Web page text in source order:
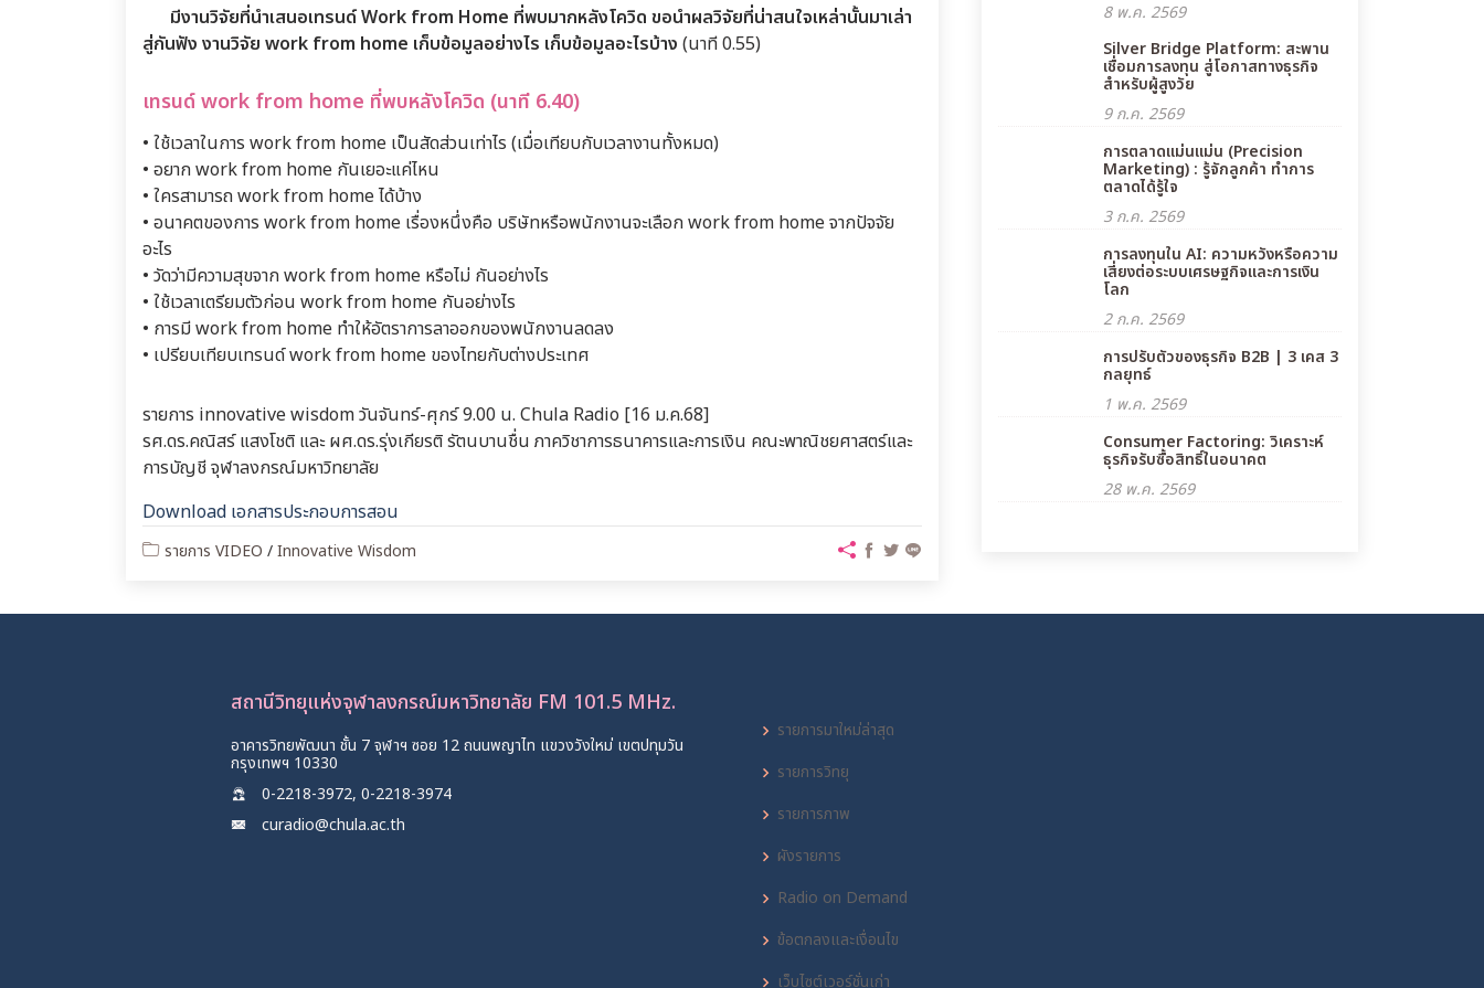
มีงานวิจัยที่นำเสนอเทรนด์ Work from Home ที่พบมากหลังโควิด ขอนำผลวิจัยที่น่าสนใจเหล่านั้นมาเล่า
สู่กันฟัง งานวิจัย work from home เก็บข้อมูลอย่างไร เก็บข้อมูลอะไรบ้าง (นาที 0.55)
เทรนด์ work from home ที่พบหลังโควิด (นาที 6.40)
• ใช้เวลาในการ work from home เป็นสัดส่วนเท่าไร (เมื่อเทียบกับเวลางานทั้งหมด)
• อยาก work from home กันเยอะแค่ไหน
• ใครสามารถ work from home ได้บ้าง
• อนาคตของการ work from home เรื่องหนึ่งคือ บริษัทหรือพนักงานจะเลือก work from home จากปัจจัย
อะไร
• วัดว่ามีความสุขจาก work from home หรือไม่ กันอย่างไร
• ใช้เวลาเตรียมตัวก่อน work from home กันอย่างไร
• การมี work from home ทำให้อัตราการลาออกของพนักงานลดลง
• เปรียบเทียบเทรนด์ work from home ของไทยกับต่างประเทศ
รายการ innovative wisdom วันจันทร์-ศุกร์ 9.00 น. Chula Radio [16 ม.ค.68]
รศ.ดร.คณิสร์ แสงโชติ และ ผศ.ดร.รุ่งเกียรติ รัตนบานชื่น ภาควิชาการธนาคารและการเงิน คณะพาณิชยศาสตร์และ
การบัญชี จุฬาลงกรณ์มหาวิทยาลัย
Download เอกสารประกอบการสอน
รายการ VIDEO /Innovative Wisdom
8 พ.ค. 2569
Silver Bridge Platform: สะพาน
เชื่อมการลงทุน สู่โอกาสทางธุรกิจ
สำหรับผู้สูงวัย
9 ก.ค. 2569
การตลาดแม่นแม่น (Precision
Marketing) : รู้จักลูกค้า ทำการ
ตลาดได้รู้ใจ
3 ก.ค. 2569
การลงทุนใน AI: ความหวังหรือความ
เสี่ยงต่อระบบเศรษฐกิจและการเงิน
โลก
2 ก.ค. 2569
การปรับตัวของธุรกิจ B2B | 3 เคส 3
กลยุทธ์
1 พ.ค. 2569
Consumer Factoring: วิเคราะห์
ธุรกิจรับซื้อสิทธิ์ในอนาคต
28 พ.ค. 2569
สถานีวิทยุแห่งจุฬาลงกรณ์มหาวิทยาลัย FM 101.5 MHz.
อาคารวิทยพัฒนา ชั้น 7 จุฬาฯ ซอย 12 ถนนพญาไท แขวงวังใหม่ เขตปทุมวัน
กรุงเทพฯ 10330
0-2218-3972, 0-2218-3974
curadio@chula.ac.th
รายการมาใหม่ล่าสุด
รายการวิทยุ
รายการภาพ
ผังรายการ
Radio on Demand
ข้อตกลงและเงื่อนไข
เว็บไซต์เวอร์ชั่นเก่า